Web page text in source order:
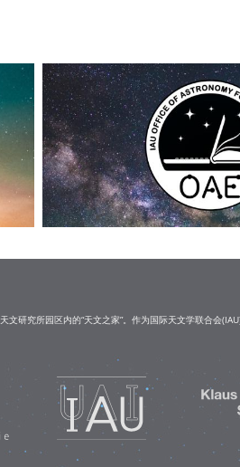
文研究所园区内的“天文之家”。作为国际天文学联合会